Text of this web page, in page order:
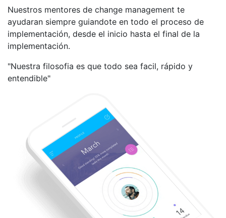
Nuestros mentores de change management te
ayudaran siempre guiandote en todo el proceso de
implementación, desde el inicio hasta el final de la
implementación.
"Nuestra filosofia es que todo sea facil, rápido y
entendible"